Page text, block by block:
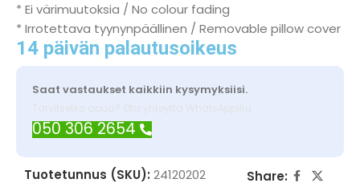
* Ei värimuutoksia / No colour fading
* Irrotettava tyynynpäällinen / Removable pillow cover
14 päivän palautusoikeus
Saat vastaukset kaikkiin kysymyksiisi.
Tarvitsetko apua? Ota yhteyttä WhatsAppilla
050 306 2654
Tuotetunnus (SKU): 24120202
Share: